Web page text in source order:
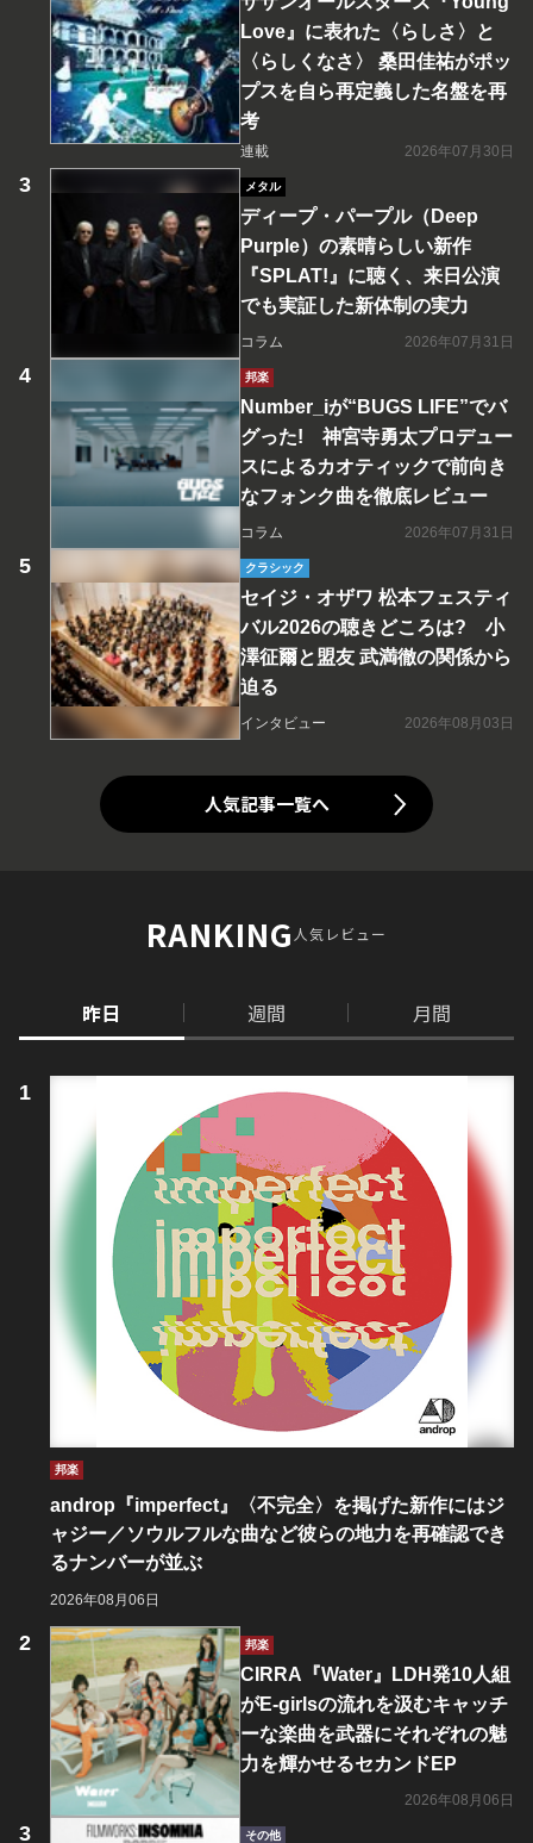
Love』に表れた〈らしさ〉と
〈らしくなさ〉 桑田佳祐がポッ
プスを自ら再定義した名盤を再
考
連載 2026年07月30日
メタル
ディープ・パープル（Deep
Purple）の素晴らしい新作
『SPLAT!』に聴く、来日公演
でも実証した新体制の実力
コラム 2026年07月31日
邦楽
Number_iが“BUGS LIFE”でバ
グった! 神宮寺勇太プロデュー
スによるカオティックで前向き
なフォンク曲を徹底レビュー
コラム 2026年07月31日
クラシック
セイジ・オザワ 松本フェスティ
バル2026の聴きどころは? 小
澤征爾と盟友 武満徹の関係から
迫る
インタビュー 2026年08月03日
人気記事一覧へ
RANKING人気レビュー
昨日 週間 月間
邦楽
androp『imperfect』〈不完全〉を掲げた新作にはジ
ャジー／ソウルフルな曲など彼らの地力を再確認でき
るナンバーが並ぶ
2026年08月06日
邦楽
CIRRA『Water』LDH発10人組
がE-girlsの流れを汲むキャッチ
ーな楽曲を武器にそれぞれの魅
力を輝かせるセカンドEP
2026年08月06日
その他